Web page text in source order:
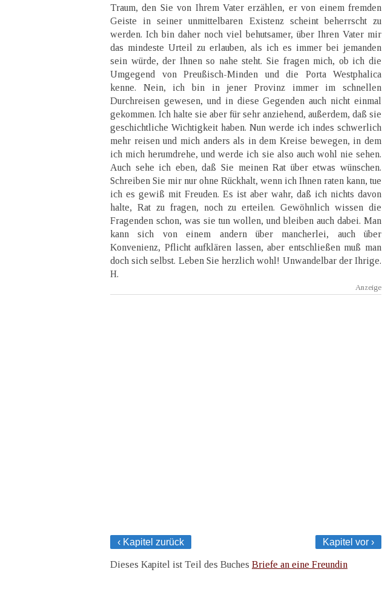
Traum, den Sie von Ihrem Vater erzählen, er von einem fremden
Geiste in seiner unmittelbaren Existenz scheint beherrscht zu
werden. Ich bin daher noch viel behutsamer, über Ihren Vater mir
das mindeste Urteil zu erlauben, als ich es immer bei jemanden
sein würde, der Ihnen so nahe steht. Sie fragen mich, ob ich die
Umgegend von Preußisch-Minden und die Porta Westphalica
kenne. Nein, ich bin in jener Provinz immer im schnellen
Durchreisen gewesen, und in diese Gegenden auch nicht einmal
gekommen. Ich halte sie aber für sehr anziehend, außerdem, daß sie
geschichtliche Wichtigkeit haben. Nun werde ich indes schwerlich
mehr reisen und mich anders als in dem Kreise bewegen, in dem
ich mich herumdrehe, und werde ich sie also auch wohl nie sehen.
Auch sehe ich eben, daß Sie meinen Rat über etwas wünschen.
Schreiben Sie mir nur ohne Rückhalt, wenn ich Ihnen raten kann, tue
ich es gewiß mit Freuden. Es ist aber wahr, daß ich nichts davon
halte, Rat zu fragen, noch zu erteilen. Gewöhnlich wissen die
Fragenden schon, was sie tun wollen, und bleiben auch dabei. Man
kann sich von einem andern über mancherlei, auch über
Konvenienz, Pflicht aufklären lassen, aber entschließen muß man
doch sich selbst. Leben Sie herzlich wohl! Unwandelbar der Ihrige.
H.
‹ Kapitel zurück Kapitel vor ›
Dieses Kapitel ist Teil des Buches Briefe an eine Freundin